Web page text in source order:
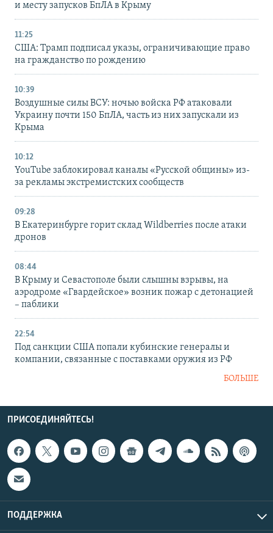
и месту запусков БпЛА в Крыму
11:25
США: Трамп подписал указы, ограничивающие право
на гражданство по рождению
10:39
Воздушные силы ВСУ: ночью войска РФ атаковали
Украину почти 150 БпЛА, часть из них запускали из
Крыма
10:12
YouTube заблокировал каналы «Русской общины» из-
за рекламы экстремистских сообществ
09:28
В Екатеринбурге горит склад Wildberries после атаки
дронов
08:44
В Крыму и Севастополе были слышны взрывы, на
аэродроме «Гвардейское» возник пожар с детонацией
– паблики
22:54
Под санкции США попали кубинские генералы и
компании, связанные с поставками оружия из РФ
БОЛЬШЕ
ПРИСОЕДИНЯЙТЕСЬ!
ПОДДЕРЖКА